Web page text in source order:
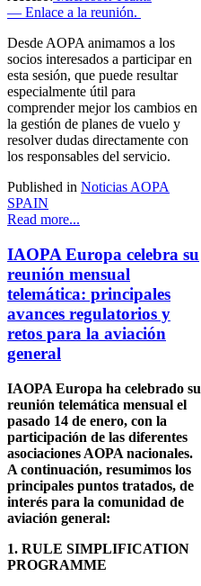
— Enlace a la reunión.
Desde AOPA animamos a los
socios interesados a participar en
esta sesión, que puede resultar
especialmente útil para
comprender mejor los cambios en
la gestión de planes de vuelo y
resolver dudas directamente con
los responsables del servicio.
Published in Noticias AOPA
SPAIN
Read more...
IAOPA Europa celebra su
reunión mensual
telemática: principales
avances regulatorios y
retos para la aviación
general
IAOPA Europa ha celebrado su
reunión telemática mensual el
pasado 14 de enero, con la
participación de las diferentes
asociaciones AOPA nacionales.
A continuación, resumimos los
principales puntos tratados, de
interés para la comunidad de
aviación general:
1. RULE SIMPLIFICATION
PROGRAMME